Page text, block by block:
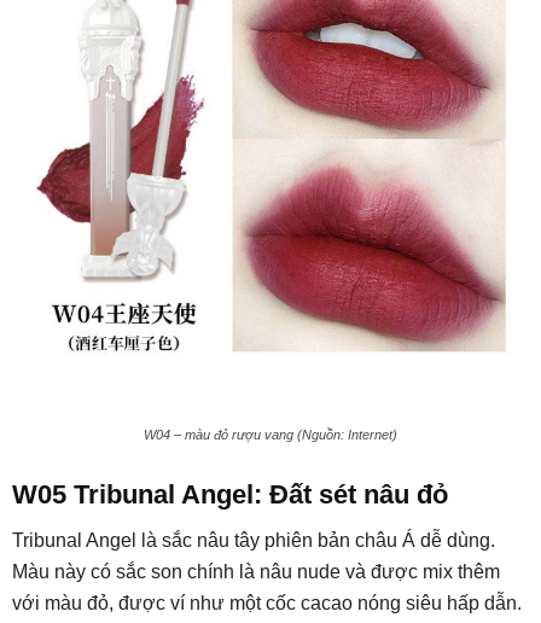
W04 – màu đỏ rượu vang (Nguồn: Internet)
W05 Tribunal Angel: Đất sét nâu đỏ
Tribunal Angel là sắc nâu tây phiên bản châu Á dễ dùng.
Màu này có sắc son chính là nâu nude và được mix thêm
với màu đỏ, được ví như một cốc cacao nóng siêu hấp dẫn.